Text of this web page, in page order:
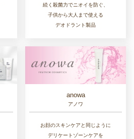
続く殺菌力でニオイを防ぐ、
子供から大人まで使える
デオドラント製品
anowa
アノワ
お顔のスキンケアと同じように
デリケートゾーンケアを